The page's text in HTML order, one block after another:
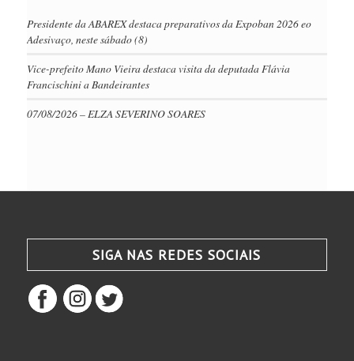
Presidente da ABAREX destaca preparativos da Expoban 2026 eo
Adesivaço, neste sábado (8)
Vice-prefeito Mano Vieira destaca visita da deputada Flávia
Francischini a Bandeirantes
07/08/2026 – ELZA SEVERINO SOARES
SIGA NAS REDES SOCIAIS